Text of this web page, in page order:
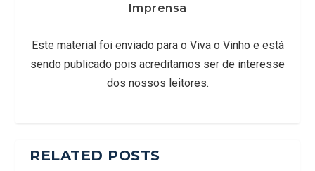
Imprensa
Este material foi enviado para o Viva o Vinho e está
sendo publicado pois acreditamos ser de interesse
dos nossos leitores.
RELATED POSTS